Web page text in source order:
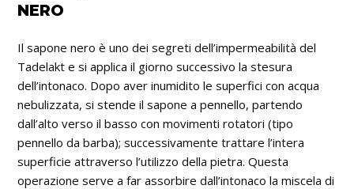
NERO
Il sapone nero è uno dei segreti dell’impermeabilità del
Tadelakt e si applica il giorno successivo la stesura
dell’intonaco. Dopo aver inumidito le superfici con acqua
nebulizzata, si stende il sapone a pennello, partendo
dall’alto verso il basso con movimenti rotatori (tipo
pennello da barba); successivamente trattare l’intera
superficie attraverso l’utilizzo della pietra. Questa
operazione serve a far assorbire dall’intonaco la miscela di